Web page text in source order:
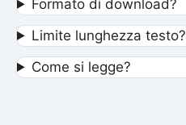
Formato di download?
Limite lunghezza testo?
Come si legge?